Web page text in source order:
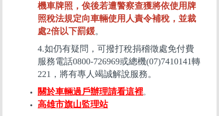
機車牌照，俟後若遭警察查獲將依使用牌
照稅法規定向車輛使用人責令補稅，並裁
處2倍以下罰鍰。
4.如仍有疑問，可撥打稅捐稽徵處免付費
服務電話0800-726969或總機(07)7410141轉
221，將有專人竭誠解說服務。
關於車輛過戶辦理請看這裡。
高雄市旗山監理站